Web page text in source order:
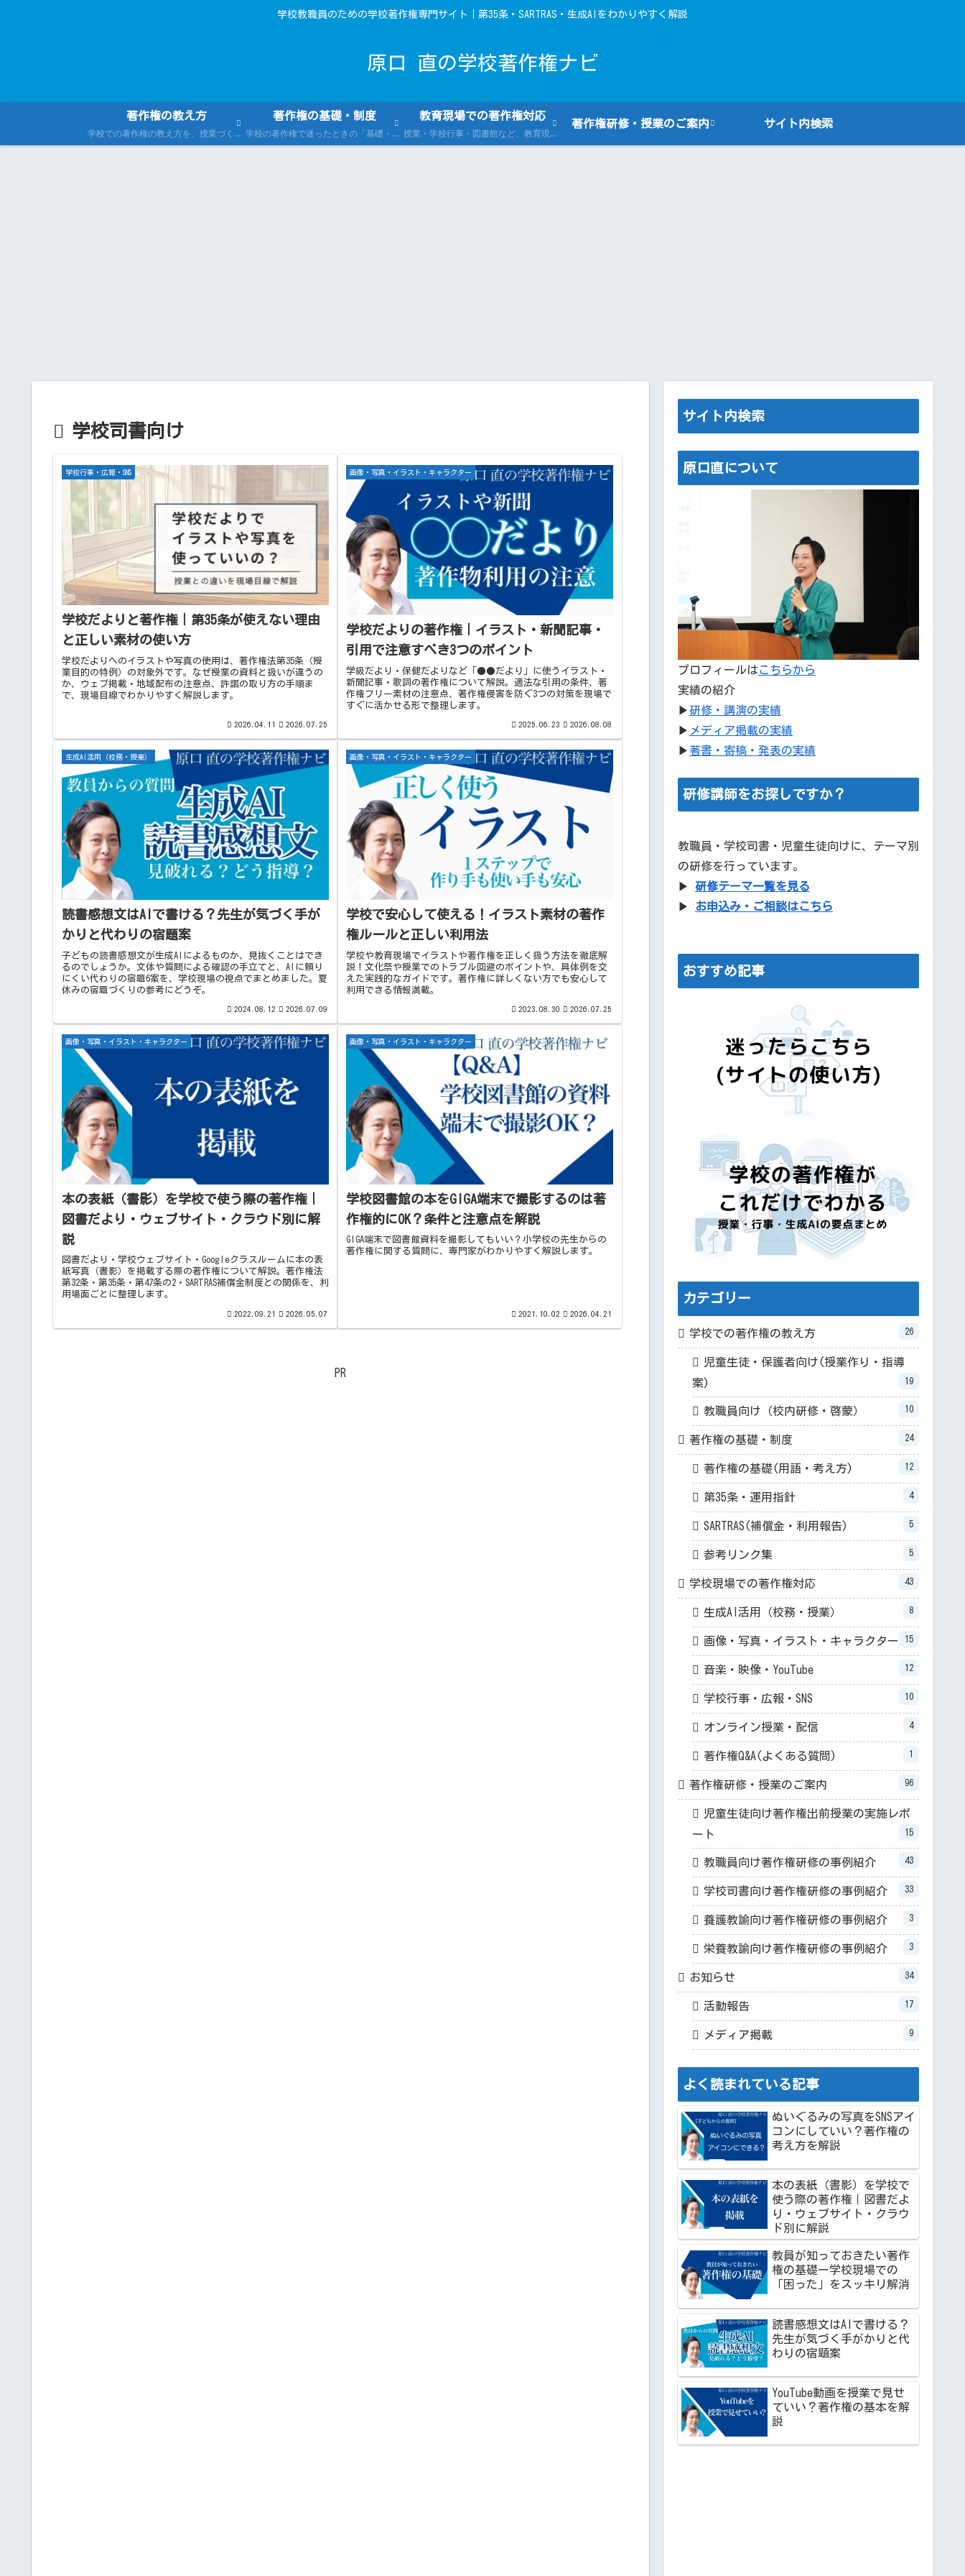
学校教職員のための学校著作権専門サイト｜第35条・SARTRAS・生成AIをわかりやすく解説
原口 直の学校著作権ナビ
著作権の教え方
学校での著作権の教え方を、授業づくり（児童生徒向け）と校内研修（教職員向け）の両面から紹介。指導案・教材例・伝え方の工夫をまとめます。
著作権の基礎・制度
学校の著作権で迷ったときの「基礎・制度」まとめ。著作権法、第35条、SARTRASなどを公的資料に基づいて紹介し、確認先も案内します。
教育現場での著作権対応
授業・学校行事・図書館など、教育現場での著作権の具体的な対応方法を事例とともに紹介。実務で役立つQ&Aや活用ガイドも豊富です。
著作権研修・授業のご案内 サイト内検索
学校司書向け
学校行事・広報・SNS
学校だよりと著作権｜第35条が使えない理由
と正しい素材の使い方
学校だよりへのイラストや写真の使用は、著作権法第35条（授
業目的の特例）の対象外です。なぜ授業の資料と扱いが違うの
か、ウェブ掲載・地域配布の注意点、許諾の取り方の手順ま
で、現場目線でわかりやすく解説します。
2026.04.11 2026.07.25
画像・写真・イラスト・キャラクター
学校だよりの著作権｜イラスト・新聞記事・
引用で注意すべき3つのポイント
学級だより・保健だよりなど「●●だより」に使うイラスト・
新聞記事・歌詞の著作権について解説。適法な引用の条件、著
作権フリー素材の注意点、著作権侵害を防ぐ3つの対策を現場で
すぐに活かせる形で整理します。
2025.06.23 2026.08.08
生成AI活用（校務・授業）
読書感想文はAIで書ける？先生が気づく手が
かりと代わりの宿題案
子どもの読書感想文が生成AIによるものか、見抜くことはでき
るのでしょうか。文体や質問による確認の手立てと、AIに頼り
にくい代わりの宿題6案を、学校現場の視点でまとめました。夏
休みの宿題づくりの参考にどうぞ。
2024.08.12 2026.07.09
画像・写真・イラスト・キャラクター
学校で安心して使える！イラスト素材の著作
権ルールと正しい利用法
学校や教育現場でイラストや著作権を正しく扱う方法を徹底解
説！文化祭や授業でのトラブル回避のポイントや、具体例を交
えた実践的なガイドです。著作権に詳しくない方でも安心して
利用できる情報満載。
2023.08.30 2026.07.25
画像・写真・イラスト・キャラクター
本の表紙（書影）を学校で使う際の著作権｜
図書だより・ウェブサイト・クラウド別に解
説
図書だより・学校ウェブサイト・Googleクラスルームに本の表
紙写真（書影）を掲載する際の著作権について解説。著作権法
第32条・第35条・第47条の2・SARTRAS補償金制度との関係を、利
用場面ごとに整理します。
2022.09.21 2026.05.07
画像・写真・イラスト・キャラクター
学校図書館の本をGIGA端末で撮影するのは著
作権的にOK？条件と注意点を解説
GIGA端末で図書館資料を撮影してもいい？小学校の先生からの
著作権に関する質問に、専門家がわかりやすく解説します。
2021.10.02 2026.04.21
PR
サイト内検索
原口直について
プロフィールはこちらから
実績の紹介
▶研修・講演の実績
▶ メディア掲載の実績
▶著書・寄稿・発表の実績
研修講師をお探しですか？
教職員・学校司書・児童生徒向けに、テーマ別
の研修を行っています。
▶ 研修テーマ一覧を見る
▶ お申込み・ご相談はこちら
おすすめ記事
カテゴリー
学校での著作権の教え方 26
児童生徒・保護者向け(授業作り・指導
案)
19
教職員向け（校内研修・啓蒙） 10
著作権の基礎・制度 24
著作権の基礎(用語・考え方) 12
第35条・運用指針 4
SARTRAS(補償金・利用報告) 5
参考リンク集 5
学校現場での著作権対応 43
生成AI活用（校務・授業） 8
画像・写真・イラスト・キャラクター 15
音楽・映像・YouTube 12
学校行事・広報・SNS 10
オンライン授業・配信 4
著作権Q&A(よくある質問) 1
著作権研修・授業のご案内 96
児童生徒向け著作権出前授業の実施レポ
ート
15
教職員向け著作権研修の事例紹介 43
学校司書向け著作権研修の事例紹介 33
養護教諭向け著作権研修の事例紹介 3
栄養教諭向け著作権研修の事例紹介 3
お知らせ 34
活動報告 17
メディア掲載 9
よく読まれている記事
ぬいぐるみの写真をSNSアイ
コンにしていい？著作権の
考え方を解説
本の表紙（書影）を学校で
使う際の著作権｜図書だよ
り・ウェブサイト・クラウ
ド別に解説
教員が知っておきたい著作
権の基礎ー学校現場での
「困った」をスッキリ解消
読書感想文はAIで書ける？
先生が気づく手がかりと代
わりの宿題案
YouTube動画を授業で見せ
ていい？著作権の基本を解
説